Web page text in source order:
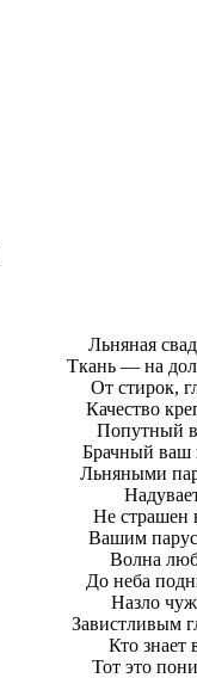
Льняная
Ткань — на
От стирок,
Качество
Попутный
Брачный ваш
Льняными
Не страшен
Вашим
Волна
До неба
Назло
Завистливым
Кто знает
Тот это